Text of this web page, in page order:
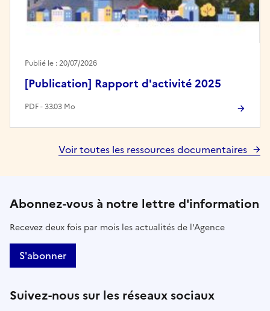
[Publication] Rapport d'activité 2025
Publié le : 20/07/2026
PDF - 33.03 Mo
Voir toutes les ressources documentaires
Abonnez-vous à notre lettre d'information
Recevez deux fois par mois les actualités de l'Agence
S'abonner
Suivez-nous sur les réseaux sociaux